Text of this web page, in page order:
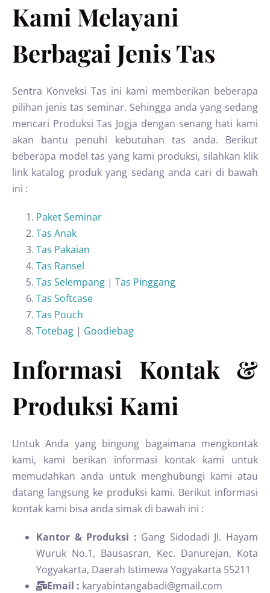
Kami Melayani
Berbagai Jenis Tas
Sentra Konveksi Tas ini kami memberikan beberapa
pilihan jenis tas seminar. Sehingga anda yang sedang
mencari Produksi Tas Jogja dengan senang hati kami
akan bantu penuhi kebutuhan tas anda. Berikut
beberapa model tas yang kami produksi, silahkan klik
link katalog produk yang sedang anda cari di bawah
ini :
Paket Seminar
Tas Anak
Tas Pakaian
Tas Ransel
Tas Selempang | Tas Pinggang
Tas Softcase
Tas Pouch
Totebag | Goodiebag
Informasi Kontak &
Produksi Kami
Untuk Anda yang bingung bagaimana mengkontak
kami, kami berikan informasi kontak kami untuk
memudahkan anda untuk menghubungi kami atau
datang langsung ke produksi kami. Berikut informasi
kontak kami bisa anda simak di bawah ini :
Kantor & Produksi : Gang Sidodadi Jl. Hayam
Wuruk No.1, Bausasran, Kec. Danurejan, Kota
Yogyakarta, Daerah Istimewa Yogyakarta 55211
Email : karyabintangabadi@gmail.com